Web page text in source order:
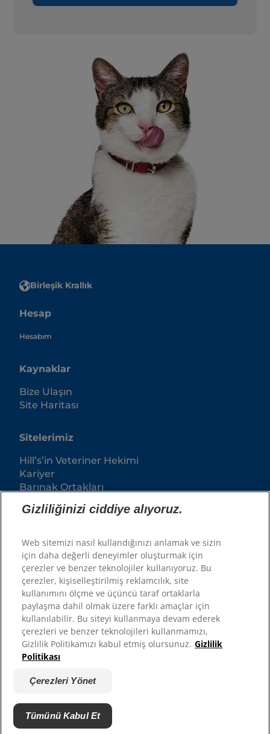
Birleşik Krallık
Hesap
Hesabım
Kaynaklar
Bize Ulaşın
Site Haritası
Sitelerimiz
Hill’s’in Veteriner Hekimi
Kariyer
Barınak Ortakları
© 2025 Hill's Pet Nutrition, Inc.
Tüm hakları saklıdır.
Burada kullanıldığı şekliyle, tescilli ticari marka
durumu yalnızca ABD için geçerlidir; diğer
Yasal & Gizlilik Politikası
Gizliliğinizi ciddiye alıyoruz.
Web sitemizi nasıl kullandığınızı anlamak ve sizin
için daha değerli deneyimler oluşturmak için
çerezler ve benzer teknolojiler kullanıyoruz. Bu
çerezler, kişiselleştirilmiş reklamcılık, site
kullanımını ölçme ve üçüncü taraf ortaklarla
paylaşma dahil olmak üzere farklı amaçlar için
kullanılabilir. Bu siteyi kullanmaya devam ederek
çerezleri ve benzer teknolojileri kullanmamızı,
Gizlilik Politikamızı kabul etmiş olursunuz. Gizlilik
Politikası
Çerezleri Yönet
Tümünü Kabul Et